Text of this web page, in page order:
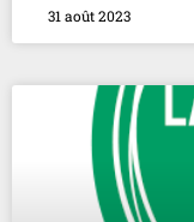
31 août 2023